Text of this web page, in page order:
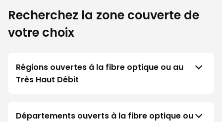
Recherchez la zone couverte de
votre choix
Régions ouvertes à la fibre optique ou au
Très Haut Débit
Départements ouverts à la fibre optique ou